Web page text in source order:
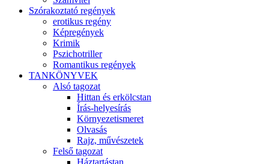
Szórakoztató regények
erotikus regény
Képregények
Krimik
Pszichotriller
Romantikus regények
TANKÖNYVEK
Alsó tagozat
Hittan és erkölcstan
Írás-helyesírás
Környezetismeret
Olvasás
Rajz, művészetek
Felső tagozat
Háztartástan